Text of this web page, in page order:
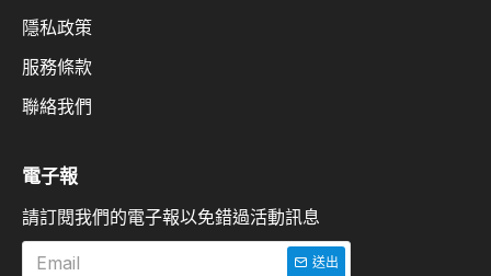
隱私政策
服務條款
聯絡我們
電子報
請訂閱我們的電子報以免錯過活動訊息
送出